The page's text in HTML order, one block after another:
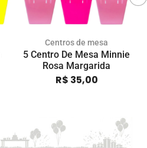
Centros de mesa
5 Centro De Mesa Minnie
Rosa Margarida
R$ 35,00